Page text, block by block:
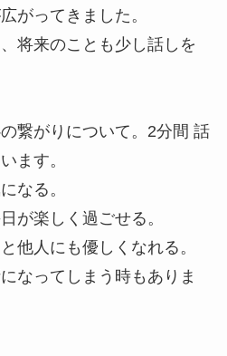
がってきました。
将来のことも少し話しを
繋がりについて。2分間 話
ます。
なる。
が楽しく過ごせる。
他人にも優しくなれる。
なってしまう時もありま